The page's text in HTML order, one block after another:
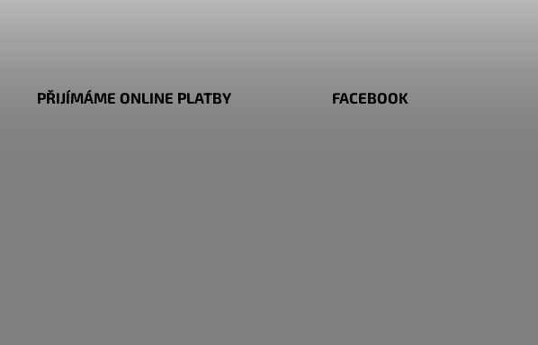
PŘIJÍMÁME ONLINE PLATBY FACEBOOK